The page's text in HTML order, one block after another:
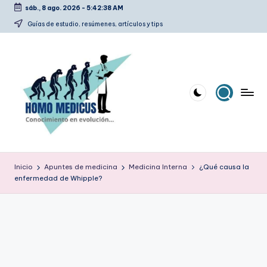
Saltar
sáb., 8 ago. 2026 - 5:42:39 AM
Guías de estudio, resúmenes, artículos y tips
o
m
estudio,
Inicio Apuntes de medicina Medicina Interna
¿Qué causa la
enfermedad de Whipple?